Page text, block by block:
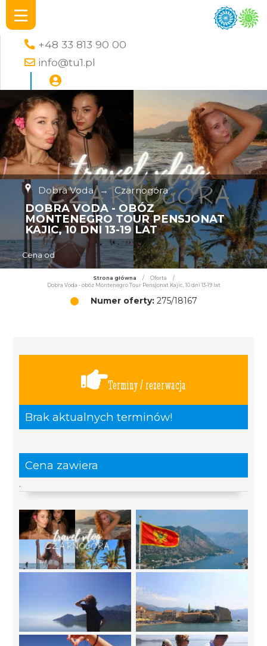
+48 33 813 90 00
info@tu1.pl
Dobra Voda → Czarnogóra
DOBRA VODA - OBÓZ
MONTENEGRO TOUR PENSJONAT
KAJIC, 10 DNI 13-19 LAT
Cena od
Strona główna / Oferta
/
Dobra Voda - obóz Montenegro Tour Pensjonat Kajic, 10 dni 13-19 lat
Numer oferty:275/18167
Terminy / rezerwacja
Brak aktualnych terminów!
Cena zawiera
.